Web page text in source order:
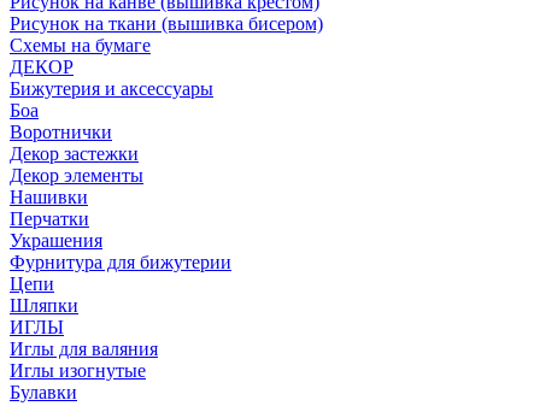
Рисунок на ткани (вышивка бисером)
Схемы на бумаге
ДЕКОР
Бижутерия и аксессуары
Боа
Воротнички
Декор застежки
Декор элементы
Нашивки
Перчатки
Украшения
Фурнитура для бижутерии
Цепи
Шляпки
ИГЛЫ
Иглы для валяния
Иглы изогнутые
Булавки